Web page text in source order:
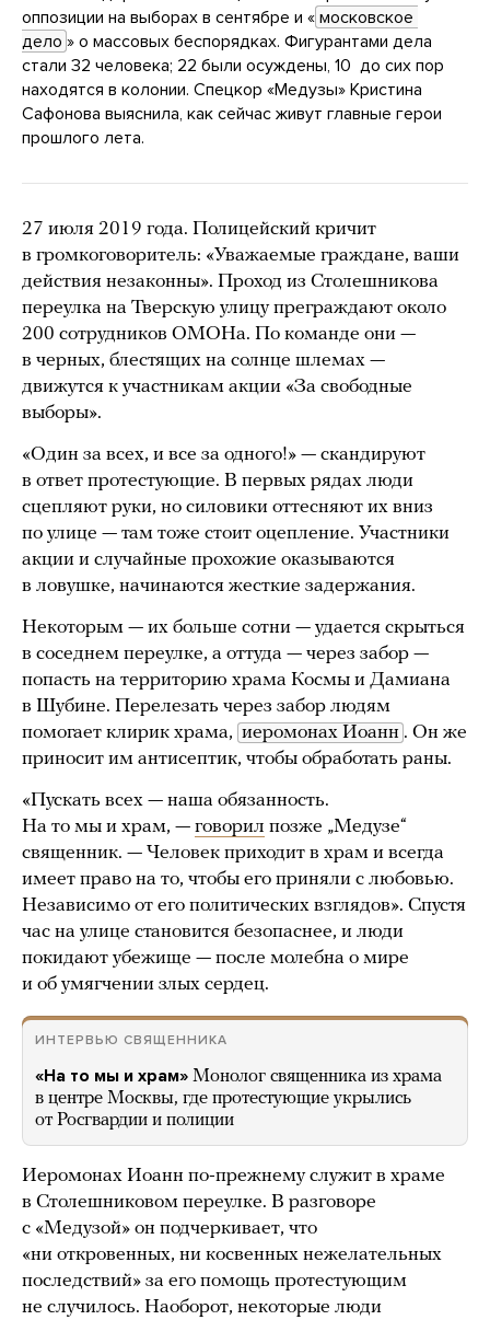
оппозиции на выборах в сентябре и « московское
дело » о массовых беспорядках. Фигурантами дела
стали 32 человека; 22 были осуждены, 10 до сих пор
находятся в колонии. Спецкор «Медузы» Кристина
Сафонова выяснила, как сейчас живут главные герои
прошлого лета.
27 июля 2019 года. Полицейский кричит
в громкоговоритель: «Уважаемые граждане, ваши
действия незаконны». Проход из Столешникова
переулка на Тверскую улицу преграждают около
200 сотрудников ОМОНа. По команде они —
в черных, блестящих на солнце шлемах —
движутся к участникам акции «За свободные
выборы».
«Один за всех, и все за одного!» — скандируют
в ответ протестующие. В первых рядах люди
сцепляют руки, но силовики оттесняют их вниз
по улице — там тоже стоит оцепление. Участники
акции и случайные прохожие оказываются
в ловушке, начинаются жесткие задержания.
Некоторым — их больше сотни — удается скрыться
в соседнем переулке, а оттуда — через забор —
попасть на территорию храма Космы и Дамиана
в Шубине. Перелезать через забор людям
помогает клирик храма, иеромонах Иоанн . Он же
приносит им антисептик, чтобы обработать раны.
«Пускать всех — наша обязанность.
На то мы и храм, — говорил позже „Медузе“
священник. — Человек приходит в храм и всегда
имеет право на то, чтобы его приняли с любовью.
Независимо от его политических взглядов». Спустя
час на улице становится безопаснее, и люди
покидают убежище — после молебна о мире
и об умягчении злых сердец.
ИНТЕРВЬЮ СВЯЩЕННИКА
«На то мы и храм» Монолог священника из храма
в центре Москвы, где протестующие укрылись
от Росгвардии и полиции
Иеромонах Иоанн по-прежнему служит в храме
в Столешниковом переулке. В разговоре
с «Медузой» он подчеркивает, что
«ни откровенных, ни косвенных нежелательных
последствий» за его помощь протестующим
не случилось. Наоборот, некоторые люди